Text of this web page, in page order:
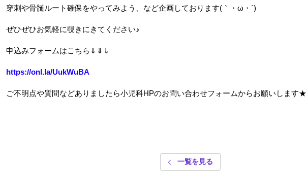
穿刺や骨髄ルート確保をやってみよう、など企画しております(｀・ω・´)
ぜひぜひお気軽に覗きにきてください♪
申込みフォームはこちら⇓⇓⇓
https://onl.la/UukWuBA
ご不明点や質問などありましたら小児科HPのお問い合わせフォームからお願いします★
一覧を見る